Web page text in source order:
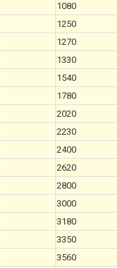
1080
1250
1270
1330
1540
1780
2020
2230
2400
2620
2800
3000
3180
3350
3560